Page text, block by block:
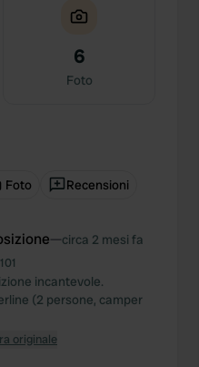
6
Foto
Foto Recensioni
—circa 2 mesi fa
incantevole.
(2 persone, camper
originale